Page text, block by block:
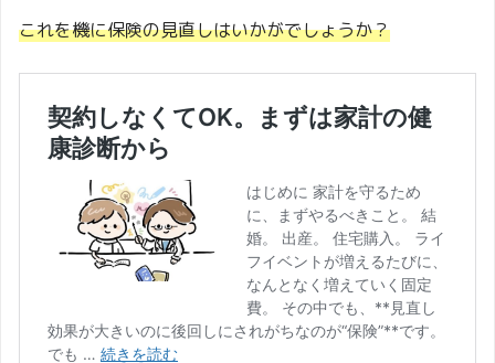
これを機に保険の見直しはいかがでしょうか？